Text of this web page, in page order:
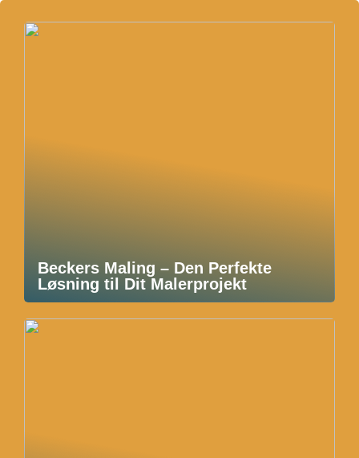
Beckers Maling – Den Perfekte
Løsning til Dit Malerprojekt